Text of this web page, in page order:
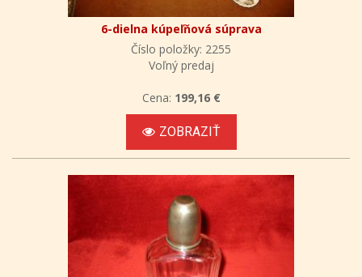
6-dielna kúpeľňová súprava
Číslo položky: 2255
Voľný predaj
Cena: 199,16 €
ZOBRAZIŤ